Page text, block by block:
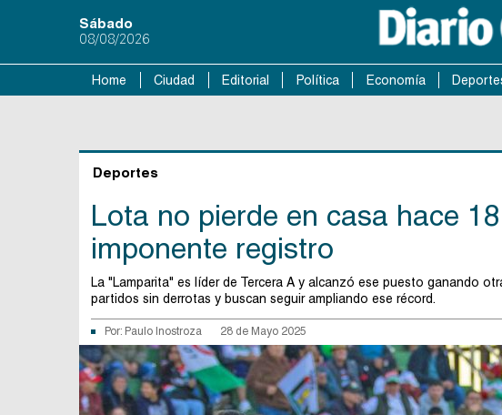
Sábado
08/08/2026
Home Ciudad Editorial Política Economía
Deportes
Lota no pierde en casa hace
imponente registro
La "Lamparita" es líder de Tercera A y alcanzó ese puesto ganando
partidos sin derrotas y buscan seguir ampliando ese récord.
Por: Paulo Inostroza 28 de Mayo 2025